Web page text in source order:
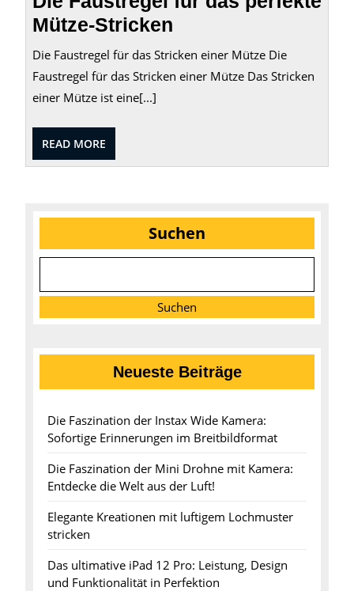
Mütze-Stricken
Die Faustregel für das Stricken einer Mütze Die
Faustregel für das Stricken einer Mütze Das Stricken
einer Mütze ist eine[...]
READ MORE
MORE
Suchen
Suchen
Neueste Beiträge
Die Faszination der Instax Wide Kamera:
Sofortige Erinnerungen im Breitbildformat
Die Faszination der Mini Drohne mit Kamera:
Entdecke die Welt aus der Luft!
Elegante Kreationen mit luftigem Lochmuster
stricken
Das ultimative iPad 12 Pro: Leistung, Design
und Funktionalität in Perfektion